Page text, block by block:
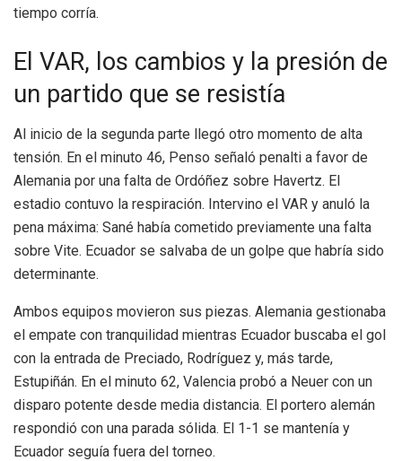
tiempo corría.
El VAR, los cambios y la presión de
un partido que se resistía
Al inicio de la segunda parte llegó otro momento de alta
tensión. En el minuto 46, Penso señaló penalti a favor de
Alemania por una falta de Ordóñez sobre Havertz. El
estadio contuvo la respiración. Intervino el VAR y anuló la
pena máxima: Sané había cometido previamente una falta
sobre Vite. Ecuador se salvaba de un golpe que habría sido
determinante.
Ambos equipos movieron sus piezas. Alemania gestionaba
el empate con tranquilidad mientras Ecuador buscaba el gol
con la entrada de Preciado, Rodríguez y, más tarde,
Estupiñán. En el minuto 62, Valencia probó a Neuer con un
disparo potente desde media distancia. El portero alemán
respondió con una parada sólida. El 1-1 se mantenía y
Ecuador seguía fuera del torneo.